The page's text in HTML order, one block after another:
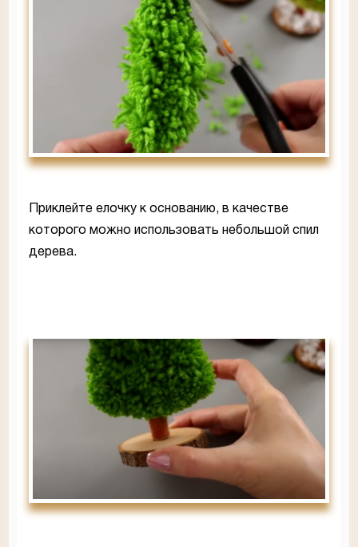
Приклейте елочку к основанию, в качестве
которого можно использовать небольшой спил
дерева.